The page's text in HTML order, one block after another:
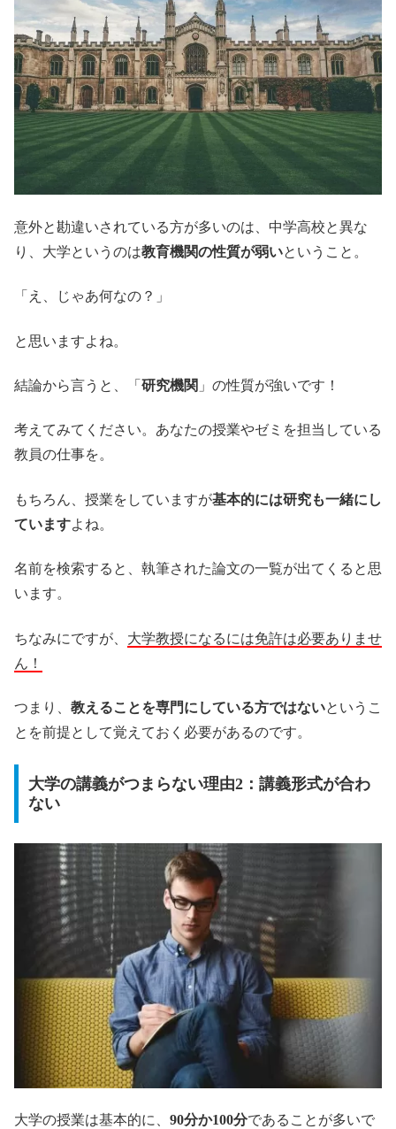
意外と勘違いされている方が多いのは、中学高校と異な
り、大学というのは教育機関の性質が弱いということ。
「え、じゃあ何なの？」
と思いますよね。
結論から言うと、「 研究機関 」の性質が強いです！
考えてみてください。あなたの授業やゼミを担当している
教員の仕事を。
もちろん、授業をしていますが基本的には研究も一緒にし
ていますよね。
名前を検索すると、執筆された論文の一覧が出てくると思
います。
ちなみにですが、 大学教授になるには免許は必要ありませ
ん！
つまり、 教えることを専門にしている方ではないというこ
とを前提として覚えておく必要があるのです。
大学の講義がつまらない理由2：講義形式が合わ
ない
大学の授業は基本的に、 90分か100分であることが多いで